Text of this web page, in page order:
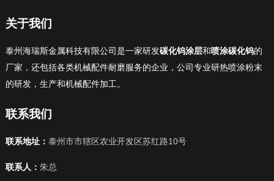
关于我们
泰州海瑞斯金属科技有限公司是一家研发碳化钨涂层和喷涂碳化钨的
厂家，还包括各类机械配件耐磨服务的企业，公司专业研热喷涂粉末
的研发，生产和机械配件加工。
联系我们
联系地址： 泰州市市辖区农业开发区苏红路10号
联系人： 朱总